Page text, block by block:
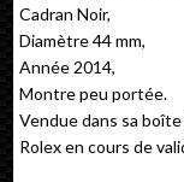
Cadran Noir,
Diamètre 44 mm,
Année 2014,
Montre peu portée.
Vendue dans sa
Rolex en cours de